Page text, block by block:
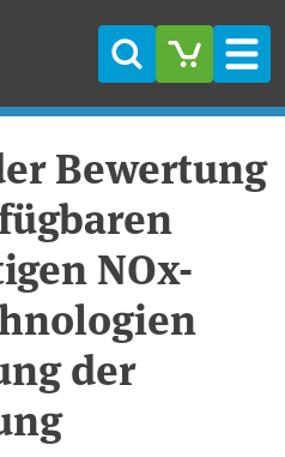
Suche
Bewertung
NOx-
der